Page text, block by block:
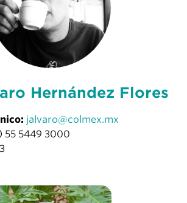
Hernández Flores
jalvaro@colmex.mx
55 5449 3000